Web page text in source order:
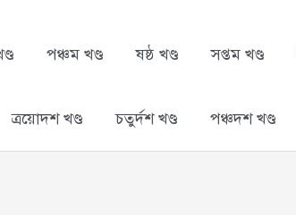
পঞ্চম খণ্ড ষষ্ঠ খণ্ড সপ্তম খণ্ড
ত্রয়োদশ খণ্ড চতুর্দশ খণ্ড পঞ্চদশ খণ্ড